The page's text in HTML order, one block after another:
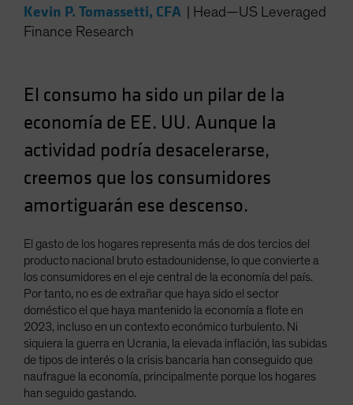
Norway
Other Asia-Pacific
Spain
Sweden
Switzerland
UK
United States (US Citizens)
US (Non-US Citizens/NRC)
Kevin P. Tomassetti, CFA
Head—US Leveraged
Finance Research
El consumo ha sido un pilar de la
economía de EE. UU. Aunque la
actividad podría desacelerarse,
creemos que los consumidores
amortiguarán ese descenso.
El gasto de los hogares representa más de dos tercios del
producto nacional bruto estadounidense, lo que convierte a
los consumidores en el eje central de la economía del país.
Por tanto, no es de extrañar que haya sido el sector
doméstico el que haya mantenido la economía a flote en
2023, incluso en un contexto económico turbulento. Ni
siquiera la guerra en Ucrania, la elevada inflación, las subidas
de tipos de interés o la crisis bancaria han conseguido que
naufrague la economía, principalmente porque los hogares
han seguido gastando.